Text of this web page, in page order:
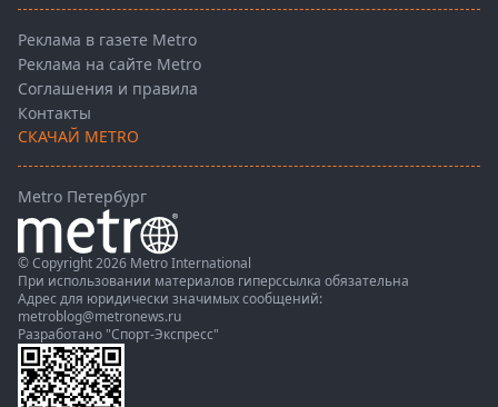
Реклама в газете Metro
Реклама на сайте Metro
Соглашения и правила
Контакты
СКАЧАЙ METRO
Metro Петербург
© Copyright 2026 Metro International
При использовании материалов гиперссылка обязательна
Адрес для юридически значимых сообщений:
metroblog@metronews.ru
Разработано "Спорт-Экспресс"